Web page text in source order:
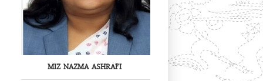
MIZ NAZMA ASHRAFI